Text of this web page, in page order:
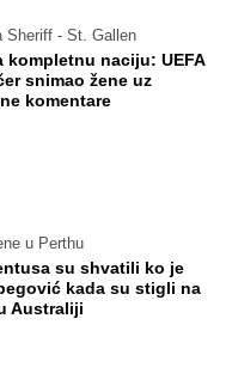
Sheriff - St. Gallen
kompletnu naciju: UEFA
snimao žene uz
komentare
u Perthu
su shvatili ko je
kada su stigli na
Australiji